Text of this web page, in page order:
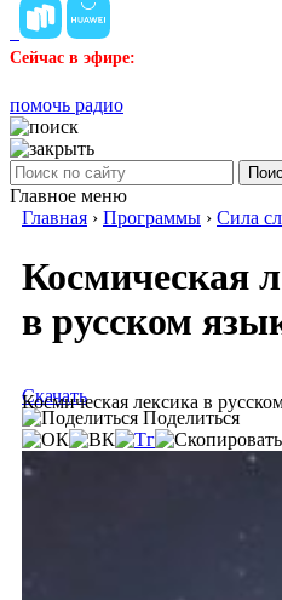
Сейчас в эфире:
помочь радио
Главное меню
Главная › Программы › Сила
Космическая
в русском
Космическая лексика в
Скачать
Поделиться